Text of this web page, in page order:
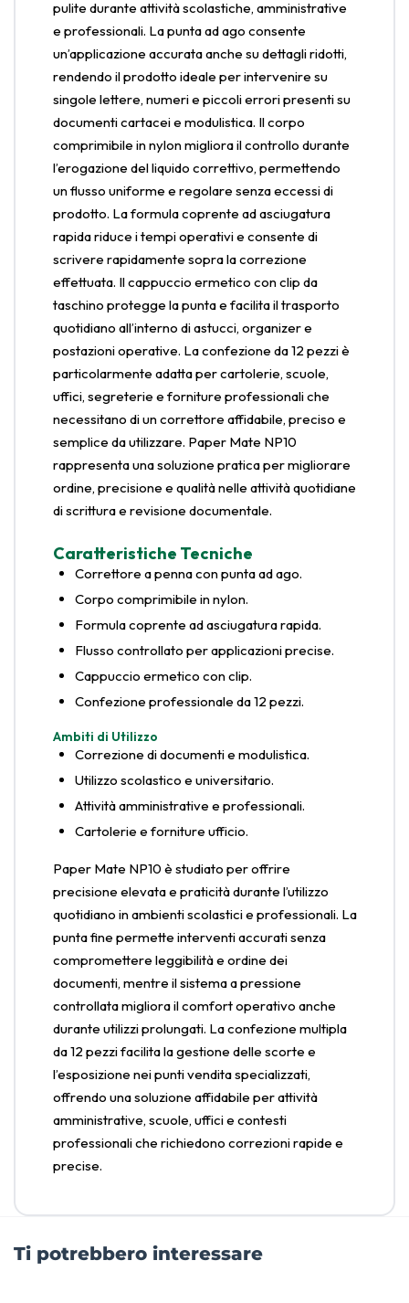
pulite durante attività scolastiche, amministrative
e professionali. La punta ad ago consente
un’applicazione accurata anche su dettagli ridotti,
rendendo il prodotto ideale per intervenire su
singole lettere, numeri e piccoli errori presenti su
documenti cartacei e modulistica. Il corpo
comprimibile in nylon migliora il controllo durante
l’erogazione del liquido correttivo, permettendo
un flusso uniforme e regolare senza eccessi di
prodotto. La formula coprente ad asciugatura
rapida riduce i tempi operativi e consente di
scrivere rapidamente sopra la correzione
effettuata. Il cappuccio ermetico con clip da
taschino protegge la punta e facilita il trasporto
quotidiano all’interno di astucci, organizer e
postazioni operative. La confezione da 12 pezzi è
particolarmente adatta per cartolerie, scuole,
uffici, segreterie e forniture professionali che
necessitano di un correttore affidabile, preciso e
semplice da utilizzare. Paper Mate NP10
rappresenta una soluzione pratica per migliorare
ordine, precisione e qualità nelle attività quotidiane
di scrittura e revisione documentale.
Caratteristiche Tecniche
Correttore a penna con punta ad ago.
Corpo comprimibile in nylon.
Formula coprente ad asciugatura rapida.
Flusso controllato per applicazioni precise.
Cappuccio ermetico con clip.
Confezione professionale da 12 pezzi.
Ambiti di Utilizzo
Correzione di documenti e modulistica.
Utilizzo scolastico e universitario.
Attività amministrative e professionali.
Cartolerie e forniture ufficio.
Paper Mate NP10 è studiato per offrire
precisione elevata e praticità durante l’utilizzo
quotidiano in ambienti scolastici e professionali. La
punta fine permette interventi accurati senza
compromettere leggibilità e ordine dei
documenti, mentre il sistema a pressione
controllata migliora il comfort operativo anche
durante utilizzi prolungati. La confezione multipla
da 12 pezzi facilita la gestione delle scorte e
l’esposizione nei punti vendita specializzati,
offrendo una soluzione affidabile per attività
amministrative, scuole, uffici e contesti
professionali che richiedono correzioni rapide e
precise.
Ti potrebbero interessare